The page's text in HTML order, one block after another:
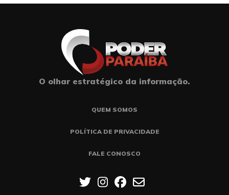
O olhar estratégico da informação.
QUEM SOMOS
POLÍTICA DE PRIVACIDADE
FALE CONOSCO